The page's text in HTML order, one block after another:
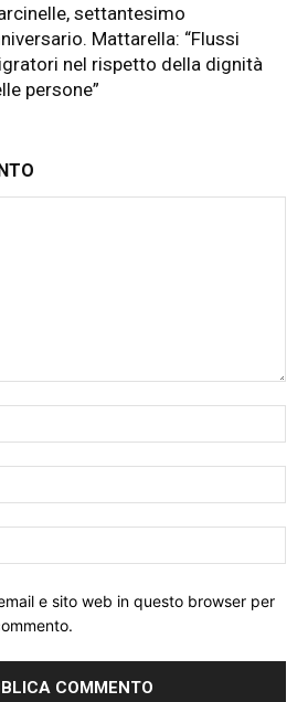
settantesimo
Mattarella: “Flussi
nel rispetto della dignità
persone”
e sito web in questo browser per